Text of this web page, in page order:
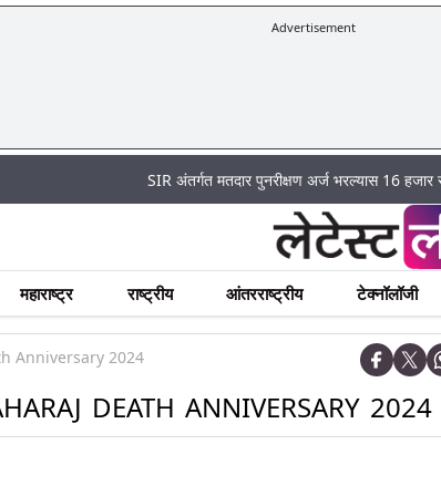
Advertisement
SIR अंतर्गत मतदार पुनरीक्षण अर्ज भरल्यास 16 हजार रुपये
महाराष्ट्र राष्ट्रीय आंतरराष्ट्रीय टेक्नॉलॉजी
Anniversary 2024
DEATH ANNIVERSARY 2024